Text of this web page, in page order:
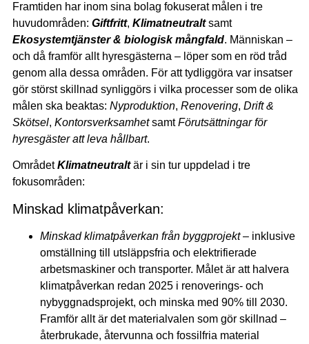
Framtiden har inom sina bolag fokuserat målen i tre
huvudområden: Giftfritt, Klimatneutraltsamt
Ekosystemtjänster & biologisk mångfald. Människan –
och då framför allt hyresgästerna – löper som en röd tråd
genom alla dessa områden. För att tydliggöra var insatser
gör störst skillnad synliggörs i vilka processer som de olika
målen ska beaktas: Nyproduktion, Renovering, Drift &
Skötsel, KontorsverksamhetsamtFörutsättningar för
hyresgäster att leva hållbart.
OmrådetKlimatneutraltär i sin tur uppdelad i tre
fokusområden:
Minskad klimatpåverkan:
Minskad klimatpåverkan från byggprojekt– inklusive
omställning till utsläppsfria och elektrifierade
arbetsmaskiner och transporter. Målet är att halvera
klimatpåverkan redan 2025 i renoverings- och
nybyggnadsprojekt, och minska med 90% till 2030.
Framför allt är det materialvalen som gör skillnad –
återbrukade, återvunna och fossilfria material